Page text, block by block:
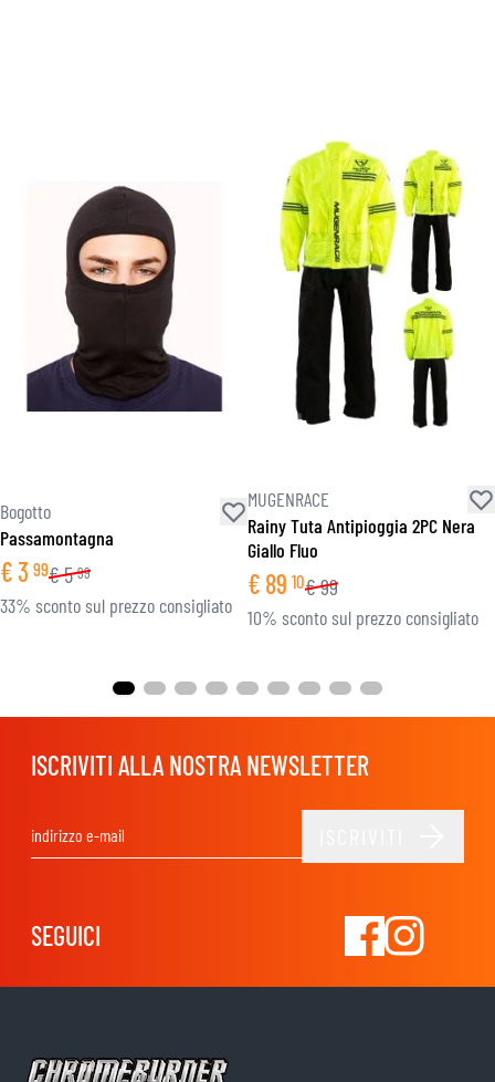
Bogotto
Passamontagna
€3 99€5 99
33% sconto sul prezzo consigliato
MUGENRACE
Rainy Tuta Antipioggia 2PC Nera
Giallo Fluo
€ 89 10€99
10% sconto sul prezzo consigliato
ISCRIVITI ALLA NOSTRA NEWSLETTER
SEGUICI